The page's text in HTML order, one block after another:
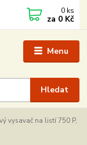
Menu
Hledat
0 ks
za 0 Kč
vysavač na listí 750 P,